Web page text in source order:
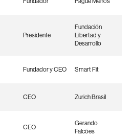
Presidente
Fundación
Libertad y
Desarrollo
Fundador y CEO Smart Fit
CEO Zurich Brasil
CEO
Gerando
Falcões